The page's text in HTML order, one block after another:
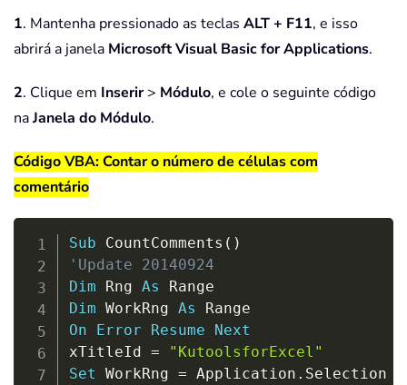
1. Mantenha pressionado as teclas ALT + F11, e isso
abrirá a janela Microsoft Visual Basic for Applications.
2. Clique em Inserir> Módulo, e cole o seguinte código
naJanela do Módulo.
Código VBA: Contar o número de células com
comentário
Sub CountComments ( )
'Update 20140924
Dim Rng As
Dim WorkRng As
On
Error Resume
Next
xTitleId =
"KutoolsforExcel"
Set WorkRng = Application .